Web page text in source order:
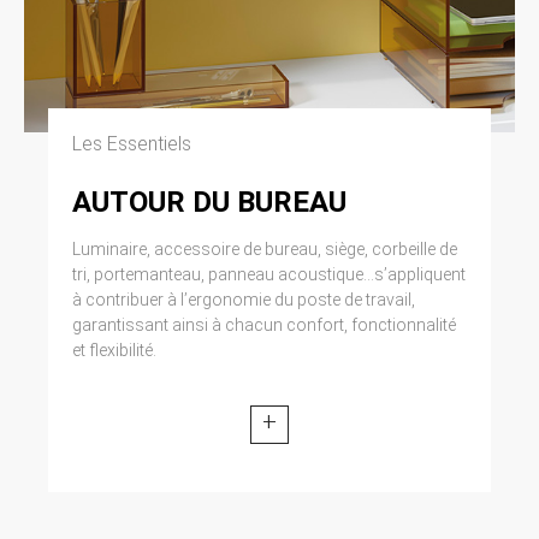
Les Essentiels
AUTOUR DU BUREAU
Luminaire, accessoire de bureau, siège, corbeille de
tri, portemanteau, panneau acoustique...s’appliquent
à contribuer à l’ergonomie du poste de travail,
garantissant ainsi à chacun confort, fonctionnalité
et flexibilité.
+